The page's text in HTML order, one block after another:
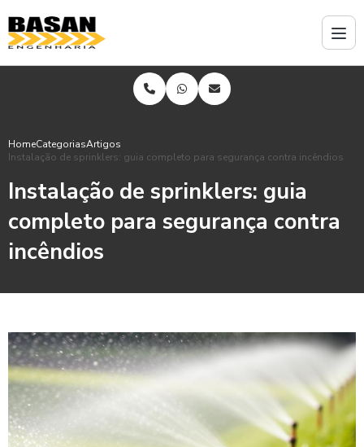
HomeCategoriasArtigos
Instalação de sprinklers: guia completo para segurança contra incêndios
Instalação de sprinklers: guia
completo para segurança contra
incêndios